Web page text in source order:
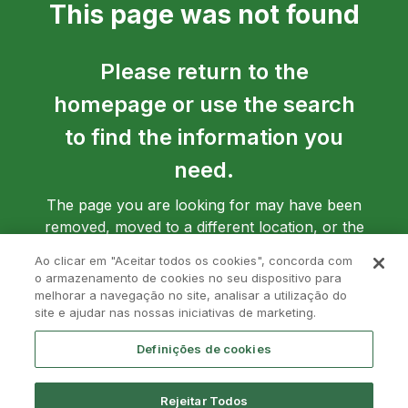
This page was not found
Please return to the
homepage or use the search
to find the information you
need.
The page you are looking for may have been
removed, moved to a different location, or the
Ao clicar em "Aceitar todos os cookies", concorda com
o armazenamento de cookies no seu dispositivo para
melhorar a navegação no site, analisar a utilização do
site e ajudar nas nossas iniciativas de marketing.
Definições de cookies
Rejeitar Todos